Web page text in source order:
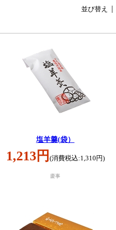
並び替え
塩羊羹(袋）
1,213円 (消費税込:1,310円)
慶事